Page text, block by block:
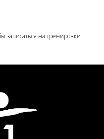
записаться на тренировки